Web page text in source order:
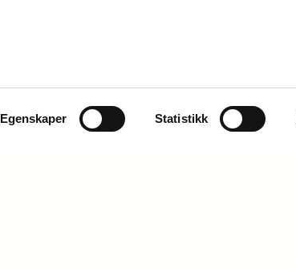
Egenskaper Statistikk